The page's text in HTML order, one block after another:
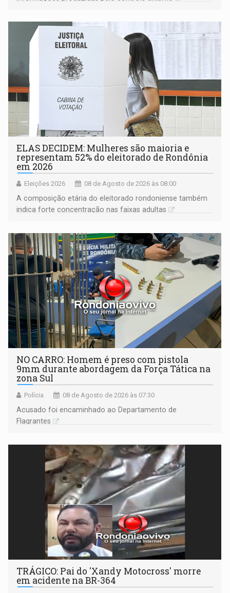
ELAS DECIDEM: Mulheres são maioria e
representam 52% do eleitorado de Rondônia
em 2026
Eleições 2026 08 de Agosto de 2026 às 08:00
A composição etária do eleitorado rondoniense também
indica forte concentração nas faixas adultas
NO CARRO: Homem é preso com pistola
9mm durante abordagem da Força Tática na
zona Sul
Polícia 08 de Agosto de 2026 às 07:30
Acusado foi encaminhado ao Departamento de
Flagrantes
TRÁGICO: Pai do 'Xandy Motocross' morre
em acidente na BR-364